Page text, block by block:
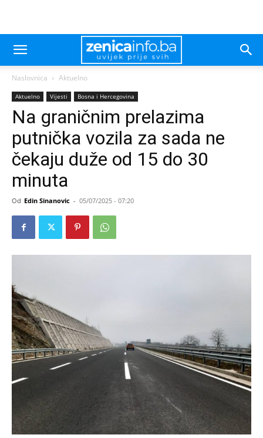
Naslovnica Aktuelno
Aktuelno Vijesti Bosna i Hercegovina
Na graničnim prelazima
putnička vozila za sada ne
čekaju duže od 15 do 30
minuta
Od Edin Sinanovic - 05/07/2025 - 07:20